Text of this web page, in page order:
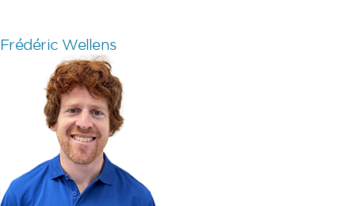
Frédéric Wellens